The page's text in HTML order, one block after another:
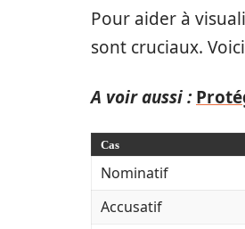
Pour aider à
sont cruciaux.
A voir aussi :
Cas
Nominatif
Accusatif